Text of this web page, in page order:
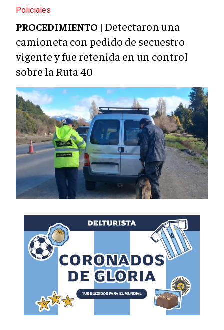
Policiales
PROCEDIMIENTO | Detectaron una
camioneta con pedido de secuestro
vigente y fue retenida en un control
sobre la Ruta 40